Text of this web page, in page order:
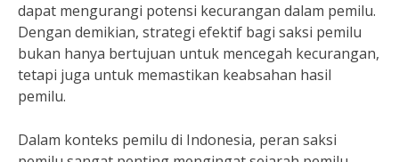
dapat mengurangi potensi kecurangan dalam pemilu.
Dengan demikian, strategi efektif bagi saksi pemilu
bukan hanya bertujuan untuk mencegah kecurangan,
tetapi juga untuk memastikan keabsahan hasil
pemilu.
Dalam konteks pemilu di Indonesia, peran saksi